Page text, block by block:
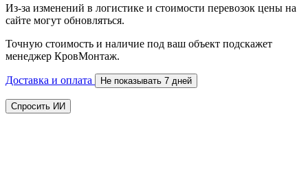
Из-за изменений в логистике и стоимости перевозок цены на
сайте могут обновляться.
Точную стоимость и наличие под ваш объект подскажет
менеджер КровМонтаж.
Доставка и оплата Не показывать 7 дней
Спросить ИИ